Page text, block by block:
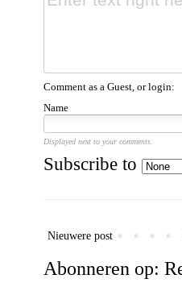
Comment as a Guest, or login:
Name
Displayed next to your comments.
Subscribe to
Nieuwere post
Abonneren op: